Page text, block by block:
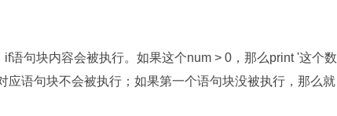
语句块内容会被执行。如果这个num > 0，那么print '这个数
应语句块不会被执行；如果第一个语句块没被执行，那么就